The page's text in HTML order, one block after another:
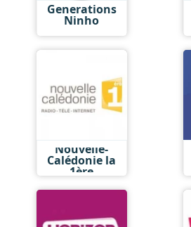
Generations
Ninho
Nouvelle-
Calédonie la
1ère